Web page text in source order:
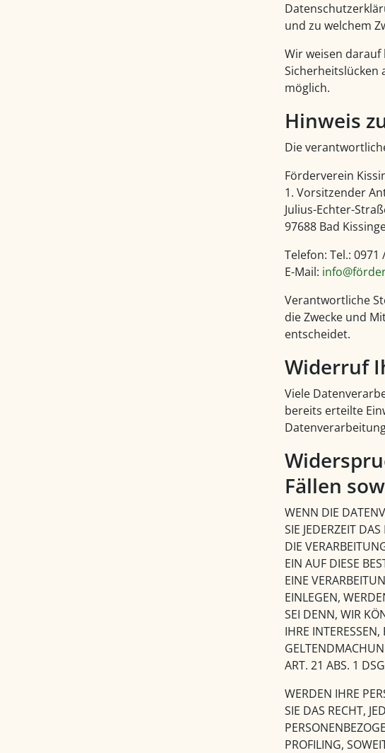
und zu welchem
Wir weisen
Sicherheitslücken
möglich.
Hinweis
Die
Förderverein
1. Vorsitzender
Julius-Echter-
97688 Bad
Telefon: Tel.: 0971
E-Mail:
Verantwortliche
die Zwecke und
entscheidet.
Widerruf
Viele
bereits erteilte
Fällen
WENN DIE
SIE JEDERZEIT
DIE
EIN AUF DIESE
EINE
EINLEGEN,
SEI DENN, WIR
IHRE
ART. 21 ABS. 1
WERDEN IHRE
SIE DAS RECHT,
PROFILING,